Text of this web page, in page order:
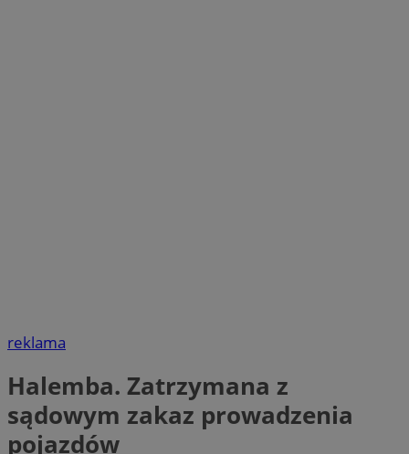
reklama
Halemba. Zatrzymana z
sądowym zakaz prowadzenia
pojazdów